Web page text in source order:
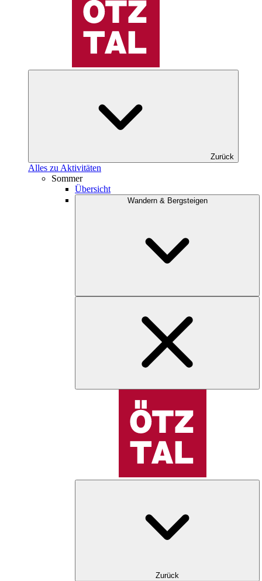
Zurück
Alles zu Aktivitäten
Sommer
Übersicht
Wandern & Bergsteigen
Zurück